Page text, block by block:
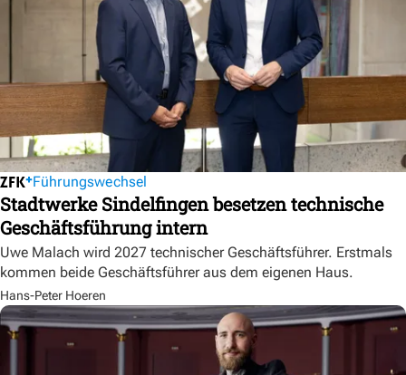
Führungswechsel
Stadtwerke Sindelfingen besetzen technische
Geschäftsführung intern
Uwe Malach wird 2027 technischer Geschäftsführer. Erstmals
kommen beide Geschäftsführer aus dem eigenen Haus.
Hans-Peter Hoeren